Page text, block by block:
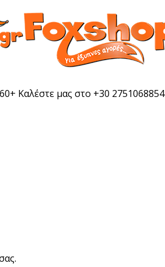
Καλέστε μας στο +30 2751068854